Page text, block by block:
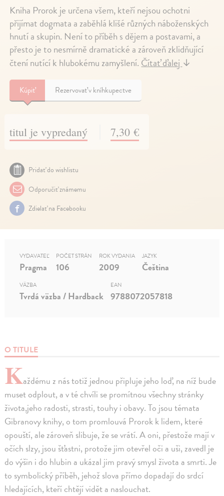
Kniha Prorok je určena všem, kteří nejsou ochotni
přijímat dogmata a zaběhlá klišé různých náboženských
hnutí a skupin. Není to příběh s dějem a postavami, a
přesto je to nesmírně dramatické a zároveň zklidňující
čtení nutící k hlubokému zamyšlení.Čítať ďalej↓
Kúpiť Rezervovať v kníhkupectve
titul je vypredaný 7,30 €
Pridať do wishlistu
Odporučiť známemu
Zdielať na Facebooku
O TITULE
Každému z nás totiž jednou připluje jeho loď, na níž bude
muset odplout, a v té chvíli se promítnou všechny stránky
života,jeho radosti, strasti, touhy i obavy. To jsou témata
Gibranovy knihy, o tom promlouvá Prorok k lidem, které
opouští, ale zároveň slibuje, že se vrátí. A oni, přestože mají v
očích slzy, jsou šťastni, protože jim otevřel oči a uši, zavedl je
do výšin i do hlubin a ukázal jim pravý smysl života a smrti. Je
to symbolický příběh, jehož slova přímo dopadají do srdcí
hledajících, kteří chtějí vidět a naslouchat.
VYDAVATEĽ
Pragma
POČET STRÁN
106
ROK VYDANIA
2009
JAZYK
Čeština
VÄZBA
Tvrdá väzba / Hardback
EAN
9788072057818